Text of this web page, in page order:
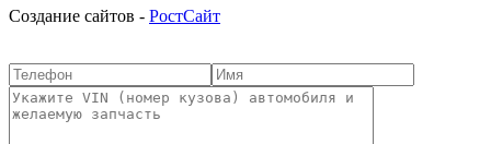
Cоздание сайтов - РостСайт